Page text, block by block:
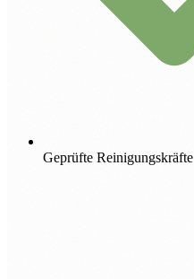
Geprüfte Reinigungskräfte